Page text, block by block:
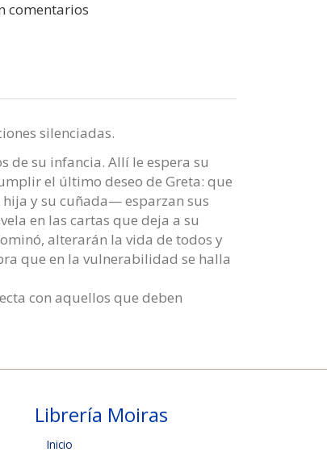
comentarios
silenciadas.
de su infancia. Allí le espera su
el último deseo de Greta: que
y su cuñada— esparzan sus
en las cartas que deja a su
alterarán la vida de todos y
que en la vulnerabilidad se halla
con aquellos que deben
Librería Moiras
Inicio